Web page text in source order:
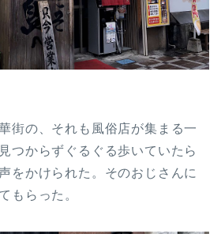
街の、それも風俗店が集まる一
つからずぐるぐる歩いていたら
をかけられた。そのおじさんに
もらった。